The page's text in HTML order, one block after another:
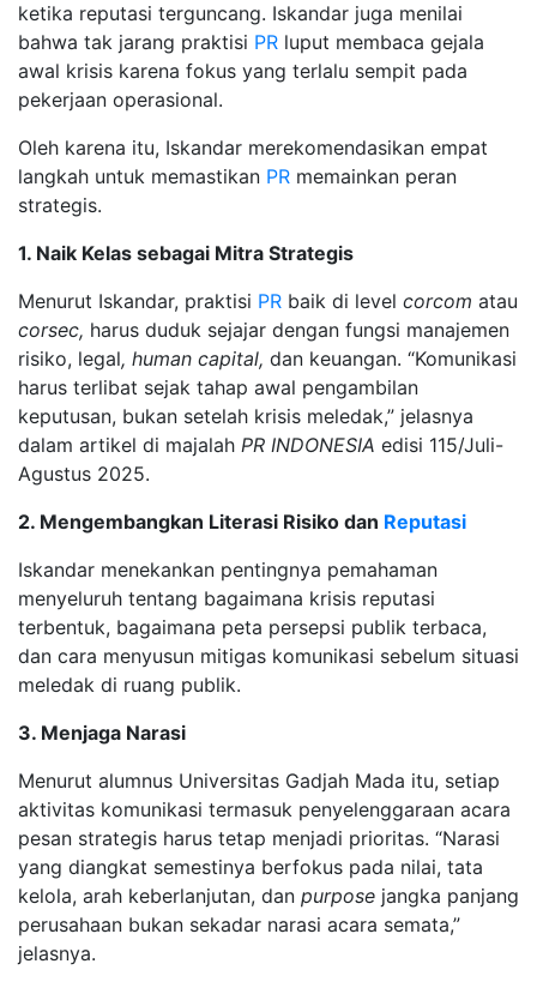
ketika reputasi terguncang. Iskandar juga menilai
bahwa tak jarang praktisi PR luput membaca gejala
awal krisis karena fokus yang terlalu sempit pada
pekerjaan operasional.
Oleh karena itu, Iskandar merekomendasikan empat
langkah untuk memastikan PR memainkan peran
strategis.
1. Naik Kelas sebagai Mitra Strategis
Menurut Iskandar, praktisi PR baik di level corcom atau
corsec, harus duduk sejajar dengan fungsi manajemen
risiko, legal, human capital, dan keuangan. “Komunikasi
harus terlibat sejak tahap awal pengambilan
keputusan, bukan setelah krisis meledak,” jelasnya
dalam artikel di majalah PR INDONESIA edisi 115/Juli-
Agustus 2025.
2. Mengembangkan Literasi Risiko dan Reputasi
Iskandar menekankan pentingnya pemahaman
menyeluruh tentang bagaimana krisis reputasi
terbentuk, bagaimana peta persepsi publik terbaca,
dan cara menyusun mitigas komunikasi sebelum situasi
meledak di ruang publik.
3. Menjaga Narasi
Menurut alumnus Universitas Gadjah Mada itu, setiap
aktivitas komunikasi termasuk penyelenggaraan acara
pesan strategis harus tetap menjadi prioritas. “Narasi
yang diangkat semestinya berfokus pada nilai, tata
kelola, arah keberlanjutan, dan purpose jangka panjang
perusahaan bukan sekadar narasi acara semata,”
jelasnya.